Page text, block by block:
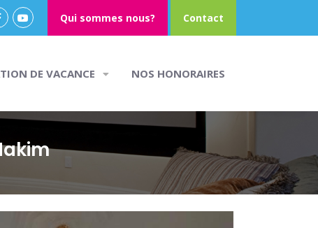
Qui sommes nous? Contact
DE VACANCE NOS HONORAIRES